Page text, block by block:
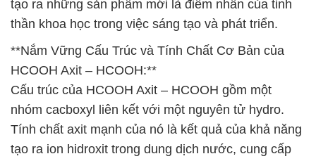
tạo ra những sản phẩm mới là điểm nhấn của tinh
thần khoa học trong việc sáng tạo và phát triển.
**Nắm Vững Cấu Trúc và Tính Chất Cơ Bản của
HCOOH Axit – HCOOH:**
Cấu trúc của HCOOH Axit – HCOOH gồm một
nhóm cacboxyl liên kết với một nguyên tử hydro.
Tính chất axit mạnh của nó là kết quả của khả năng
tạo ra ion hidroxit trong dung dịch nước, cung cấp